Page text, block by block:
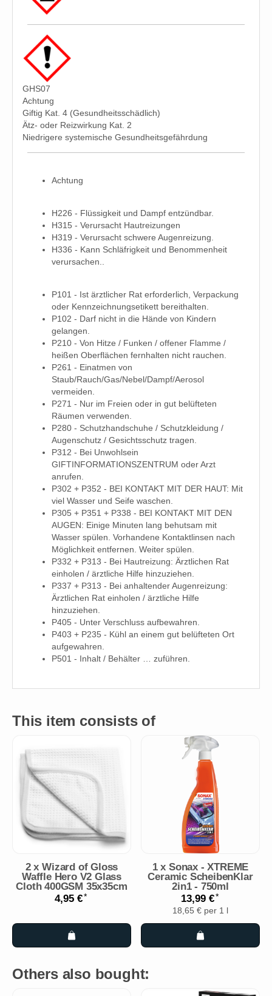
GHS07
Achtung
Giftig Kat. 4 (Gesundheitsschädlich)
Ätz- oder Reizwirkung Kat. 2
Niedrigere systemische Gesundheitsgefährdung
Achtung
H226 - Flüssigkeit und Dampf entzündbar.
H315 - Verursacht Hautreizungen
H319 - Verursacht schwere Augenreizung.
H336 - Kann Schläfrigkeit und Benommenheit
verursachen..
P101 - Ist ärztlicher Rat erforderlich, Verpackung
oder Kennzeichnungsetikett bereithalten.
P102 - Darf nicht in die Hände von Kindern
gelangen.
P210 - Von Hitze / Funken / offener Flamme /
heißen Oberflächen fernhalten nicht rauchen.
P261 - Einatmen von
Staub/Rauch/Gas/Nebel/Dampf/Aerosol
vermeiden.
P271 - Nur im Freien oder in gut belüfteten
Räumen verwenden.
P280 - Schutzhandschuhe / Schutzkleidung /
Augenschutz / Gesichtsschutz tragen.
P312 - Bei Unwohlsein
GIFTINFORMATIONSZENTRUM oder Arzt
anrufen.
P302 + P352 - BEI KONTAKT MIT DER HAUT: Mit
viel Wasser und Seife waschen.
P305 + P351 + P338 - BEI KONTAKT MIT DEN
AUGEN: Einige Minuten lang behutsam mit
Wasser spülen. Vorhandene Kontaktlinsen nach
Möglichkeit entfernen. Weiter spülen.
P332 + P313 - Bei Hautreizung: Ärztlichen Rat
einholen / ärztliche Hilfe hinzuziehen.
P337 + P313 - Bei anhaltender Augenreizung:
Ärztlichen Rat einholen / ärztliche Hilfe
hinzuziehen.
P405 - Unter Verschluss aufbewahren.
P403 + P235 - Kühl an einem gut belüfteten Ort
aufgewahren.
P501 - Inhalt / Behälter … zuführen.
This item consists of
2 x Wizard of Gloss
Waffle Hero V2 Glass
Cloth 400GSM 35x35cm
4,95 €*
1 x Sonax - XTREME
Ceramic ScheibenKlar
2in1 - 750ml
13,99 €*
18,65 € per 1 l
Others also bought: